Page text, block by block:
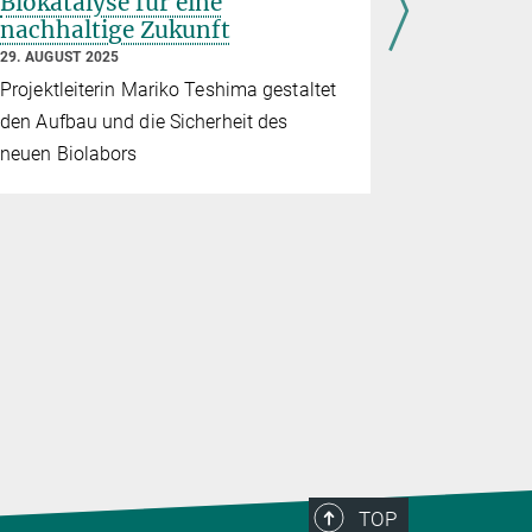
nachhaltige Zukunft
29. AUGUST 2025
Projektleiterin Mariko Teshima gestaltet
den Aufbau und die Sicherheit des
neuen Biolabors
TOP